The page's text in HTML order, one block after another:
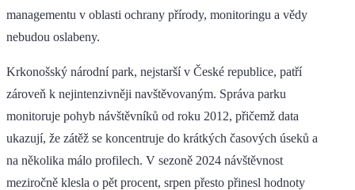
managementu v oblasti ochrany přírody, monitoringu a vědy
nebudou oslabeny.
Krkonošský národní park, nejstarší v České republice, patří
zároveň k nejintenzivněji navštěvovaným. Správa parku
monitoruje pohyb návštěvníků od roku 2012, přičemž data
ukazují, že zátěž se koncentruje do krátkých časových úseků a
na několika málo profilech. V sezoně 2024 návštěvnost
meziročně klesla o pět procent, srpen přesto přinesl hodnoty